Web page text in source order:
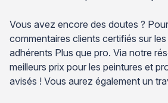
Vous avez encore des doutes ?
commentaires clients certifiés sur
adhérents Plus que pro. Via notre
meilleurs prix pour les peintures et
avisés ! Vous aurez également un